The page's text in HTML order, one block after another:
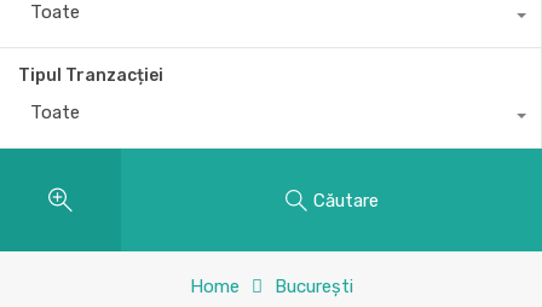
Toate
Tipul Tranzacției
Toate
Căutare
Home București